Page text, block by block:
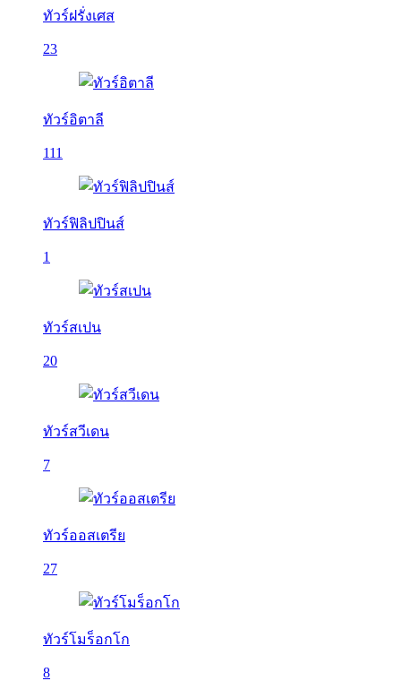
ทัวร์ฝรั่งเศส
23
ทัวร์อิตาลี
111
ทัวร์ฟิลิปปินส์
1
ทัวร์สเปน
20
ทัวร์สวีเดน
7
ทัวร์ออสเตรีย
27
ทัวร์โมร็อกโก
8